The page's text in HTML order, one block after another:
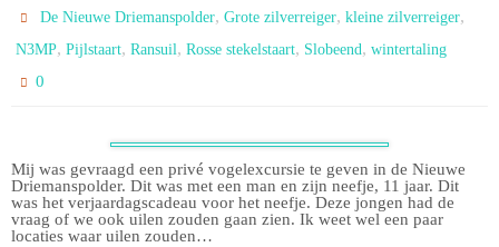
De Nieuwe Driemanspolder,Grote zilverreiger,kleine zilverreiger,
N3MP, Pijlstaart, Ransuil, Rosse stekelstaart, Slobeend, wintertaling
0
Mij was gevraagd een privé vogelexcursie te geven in de Nieuwe
Driemanspolder. Dit was met een man en zijn neefje, 11 jaar. Dit
was het verjaardagscadeau voor het neefje. Deze jongen had de
vraag of we ook uilen zouden gaan zien. Ik weet wel een paar
locaties waar uilen zouden…